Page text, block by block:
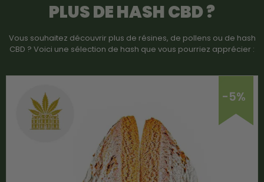
PLUS DE HASH CBD ?
Vous souhaitez découvrir plus de résines, de pollens ou de hash
CBD ? Voici une sélection de hash que vous pourriez apprécier :
-5%